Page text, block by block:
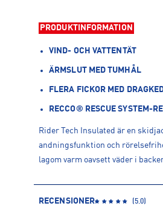
PRODUKTINFORMATION
VIND- OCH VATTENTÄT
ÄRMSLUT MED TUMHÅL
FLERA FICKOR MED
RECCO® RESCUE SYSTEM-
Rider Tech Insulated är en
andningsfunktion och
lagom varm oavsett väder i
RECENSIONER (5.0)